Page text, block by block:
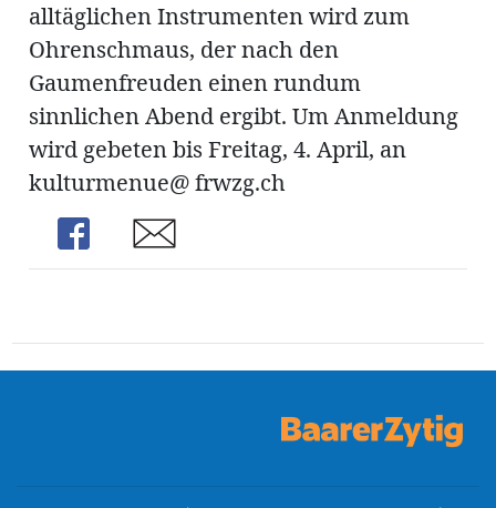
alltäglichen Instrumenten wird zum
Ohrenschmaus, der nach den
Gaumenfreuden einen rundum
sinnlichen Abend ergibt. Um Anmeldung
wird gebeten bis Freitag, 4. April, an
kulturmenue@ frwzg.ch
Share
Share